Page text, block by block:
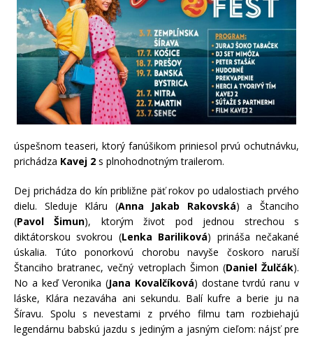
úspešnom teaseri, ktorý fanúšikom priniesol prvú ochutnávku,
prichádza Kavej 2 s plnohodnotným trailerom.
Dej prichádza do kín približne päť rokov po udalostiach prvého
dielu. Sleduje Kláru (Anna Jakab Rakovská) a Štanciho
(Pavol Šimun), ktorým život pod jednou strechou s
diktátorskou svokrou (Lenka Bariliková) prináša nečakané
úskalia. Túto ponorkovú chorobu navyše čoskoro naruší
Štanciho bratranec, večný vetroplach Šimon (Daniel Žulčák).
No a keď Veronika (Jana Kovalčíková) dostane tvrdú ranu v
láske, Klára nezaváha ani sekundu. Balí kufre a berie ju na
Šíravu. Spolu s nevestami z prvého filmu tam rozbiehajú
legendárnu babskú jazdu s jediným a jasným cieľom: nájsť pre